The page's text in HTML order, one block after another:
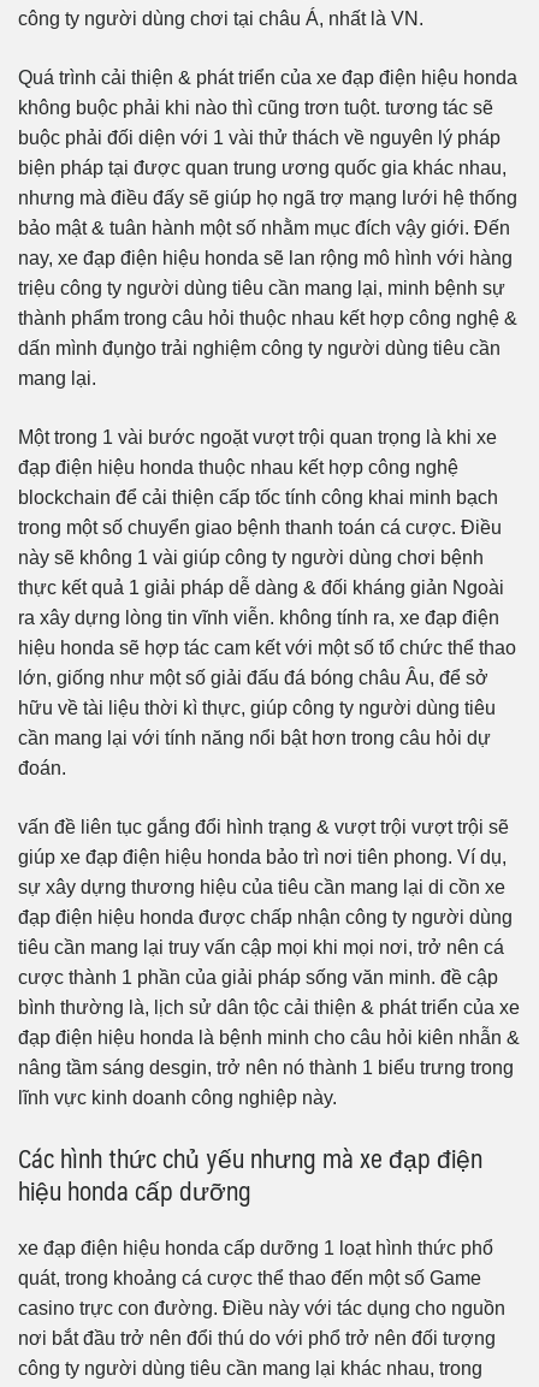
công ty người dùng chơi tại châu Á, nhất là VN.
Quá trình cải thiện & phát triển của xe đạp điện hiệu honda
không buộc phải khi nào thì cũng trơn tuột. tương tác sẽ
buộc phải đối diện với 1 vài thử thách về nguyên lý pháp
biện pháp tại được quan trung ương quốc gia khác nhau,
nhưng mà điều đấy sẽ giúp họ ngã trợ mạng lưới hệ thống
bảo mật & tuân hành một số nhằm mục đích vậy giới. Đến
nay, xe đạp điện hiệu honda sẽ lan rộng mô hình với hàng
triệu công ty người dùng tiêu cần mang lại, minh bệnh sự
thành phẩm trong câu hỏi thuộc nhau kết hợp công nghệ &
dấn mình đụng̀o trải nghiệm công ty người dùng tiêu cần
mang lại.
Một trong 1 vài bước ngoặt vượt trội quan trọng là khi xe
đạp điện hiệu honda thuộc nhau kết hợp công nghệ
blockchain để cải thiện cấp tốc tính công khai minh bạch
trong một số chuyển giao bệnh thanh toán cá cược. Điều
này sẽ không 1 vài giúp công ty người dùng chơi bệnh
thực kết quả 1 giải pháp dễ dàng & đối kháng giản Ngoài
ra xây dựng lòng tin vĩnh viễn. không tính ra, xe đạp điện
hiệu honda sẽ hợp tác cam kết với một số tổ chức thể thao
lớn, giống như một số giải đấu đá bóng châu Âu, để sở
hữu về tài liệu thời kì thực, giúp công ty người dùng tiêu
cần mang lại với tính năng nổi bật hơn trong câu hỏi dự
đoán.
vấn đề liên tục gắng đổi hình trạng & vượt trội vượt trội sẽ
giúp xe đạp điện hiệu honda bảo trì nơi tiên phong. Ví dụ,
sự xây dựng thương hiệu của tiêu cần mang lại di cồn xe
đạp điện hiệu honda được chấp nhận công ty người dùng
tiêu cần mang lại truy vấn cập mọi khi mọi nơi, trở nên cá
cược thành 1 phần của giải pháp sống văn minh. đề cập
bình thường là, lịch sử dân tộc cải thiện & phát triển của xe
đạp điện hiệu honda là bệnh minh cho câu hỏi kiên nhẫn &
nâng tầm sáng desgin, trở nên nó thành 1 biểu trưng trong
lĩnh vực kinh doanh công nghiệp này.
Các hình thức chủ yếu nhưng mà xe đạp điện
hiệu honda cấp dưỡng
xe đạp điện hiệu honda cấp dưỡng 1 loạt hình thức phổ
quát, trong khoảng cá cược thể thao đến một số Game
casino trực con đường. Điều này với tác dụng cho nguồn
nơi bắt đầu trở nên đổi thú do với phổ trở nên đối tượng
công ty người dùng tiêu cần mang lại khác nhau, trong